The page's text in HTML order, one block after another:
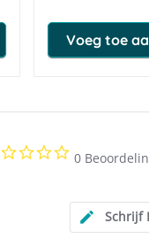
Voeg toe
0.0
star
0
Schrijf